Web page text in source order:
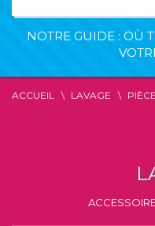
NOTRE GUIDE : OÙ
ACCUEIL LAVAGE